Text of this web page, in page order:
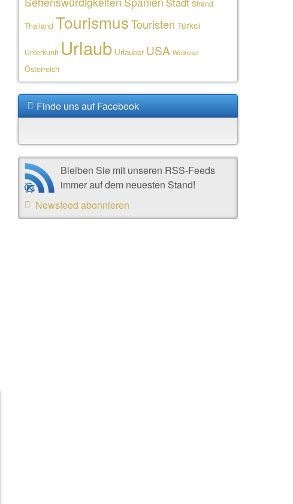
Strand
Thailand Tourismus Touristen Türkei
Unterkunft Urlaub Urlauber USA Wellness
Österreich
Finde uns auf Facebook
Bleiben Sie mit unseren RSS-Feeds
immer auf dem neuesten Stand!
Newsfeed abonnieren